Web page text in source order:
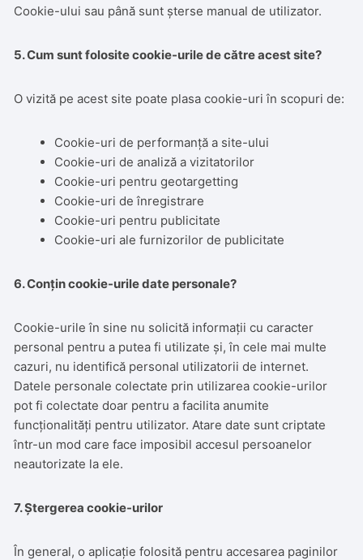
Cookie-ului sau până sunt șterse manual de utilizator.
5. Cum sunt folosite cookie-urile de către acest site?
O vizită pe acest site poate plasa cookie-uri în scopuri de:
Cookie-uri de performanță a site-ului
Cookie-uri de analiză a vizitatorilor
Cookie-uri pentru geotargetting
Cookie-uri de înregistrare
Cookie-uri pentru publicitate
Cookie-uri ale furnizorilor de publicitate
6. Conțin cookie-urile date personale?
Cookie-urile în sine nu solicită informații cu caracter
personal pentru a putea fi utilizate și, în cele mai multe
cazuri, nu identifică personal utilizatorii de internet.
Datele personale colectate prin utilizarea cookie-urilor
pot fi colectate doar pentru a facilita anumite
funcționalități pentru utilizator. Atare date sunt criptate
într-un mod care face imposibil accesul persoanelor
neautorizate la ele.
7. Ștergerea cookie-urilor
În general, o aplicație folosită pentru accesarea paginilor